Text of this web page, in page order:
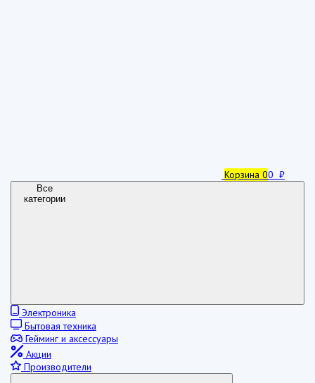
Корзина 00 ₽
Все
категории
Электроника
Бытовая техника
Гейминг и аксессуары
Акции
Производители